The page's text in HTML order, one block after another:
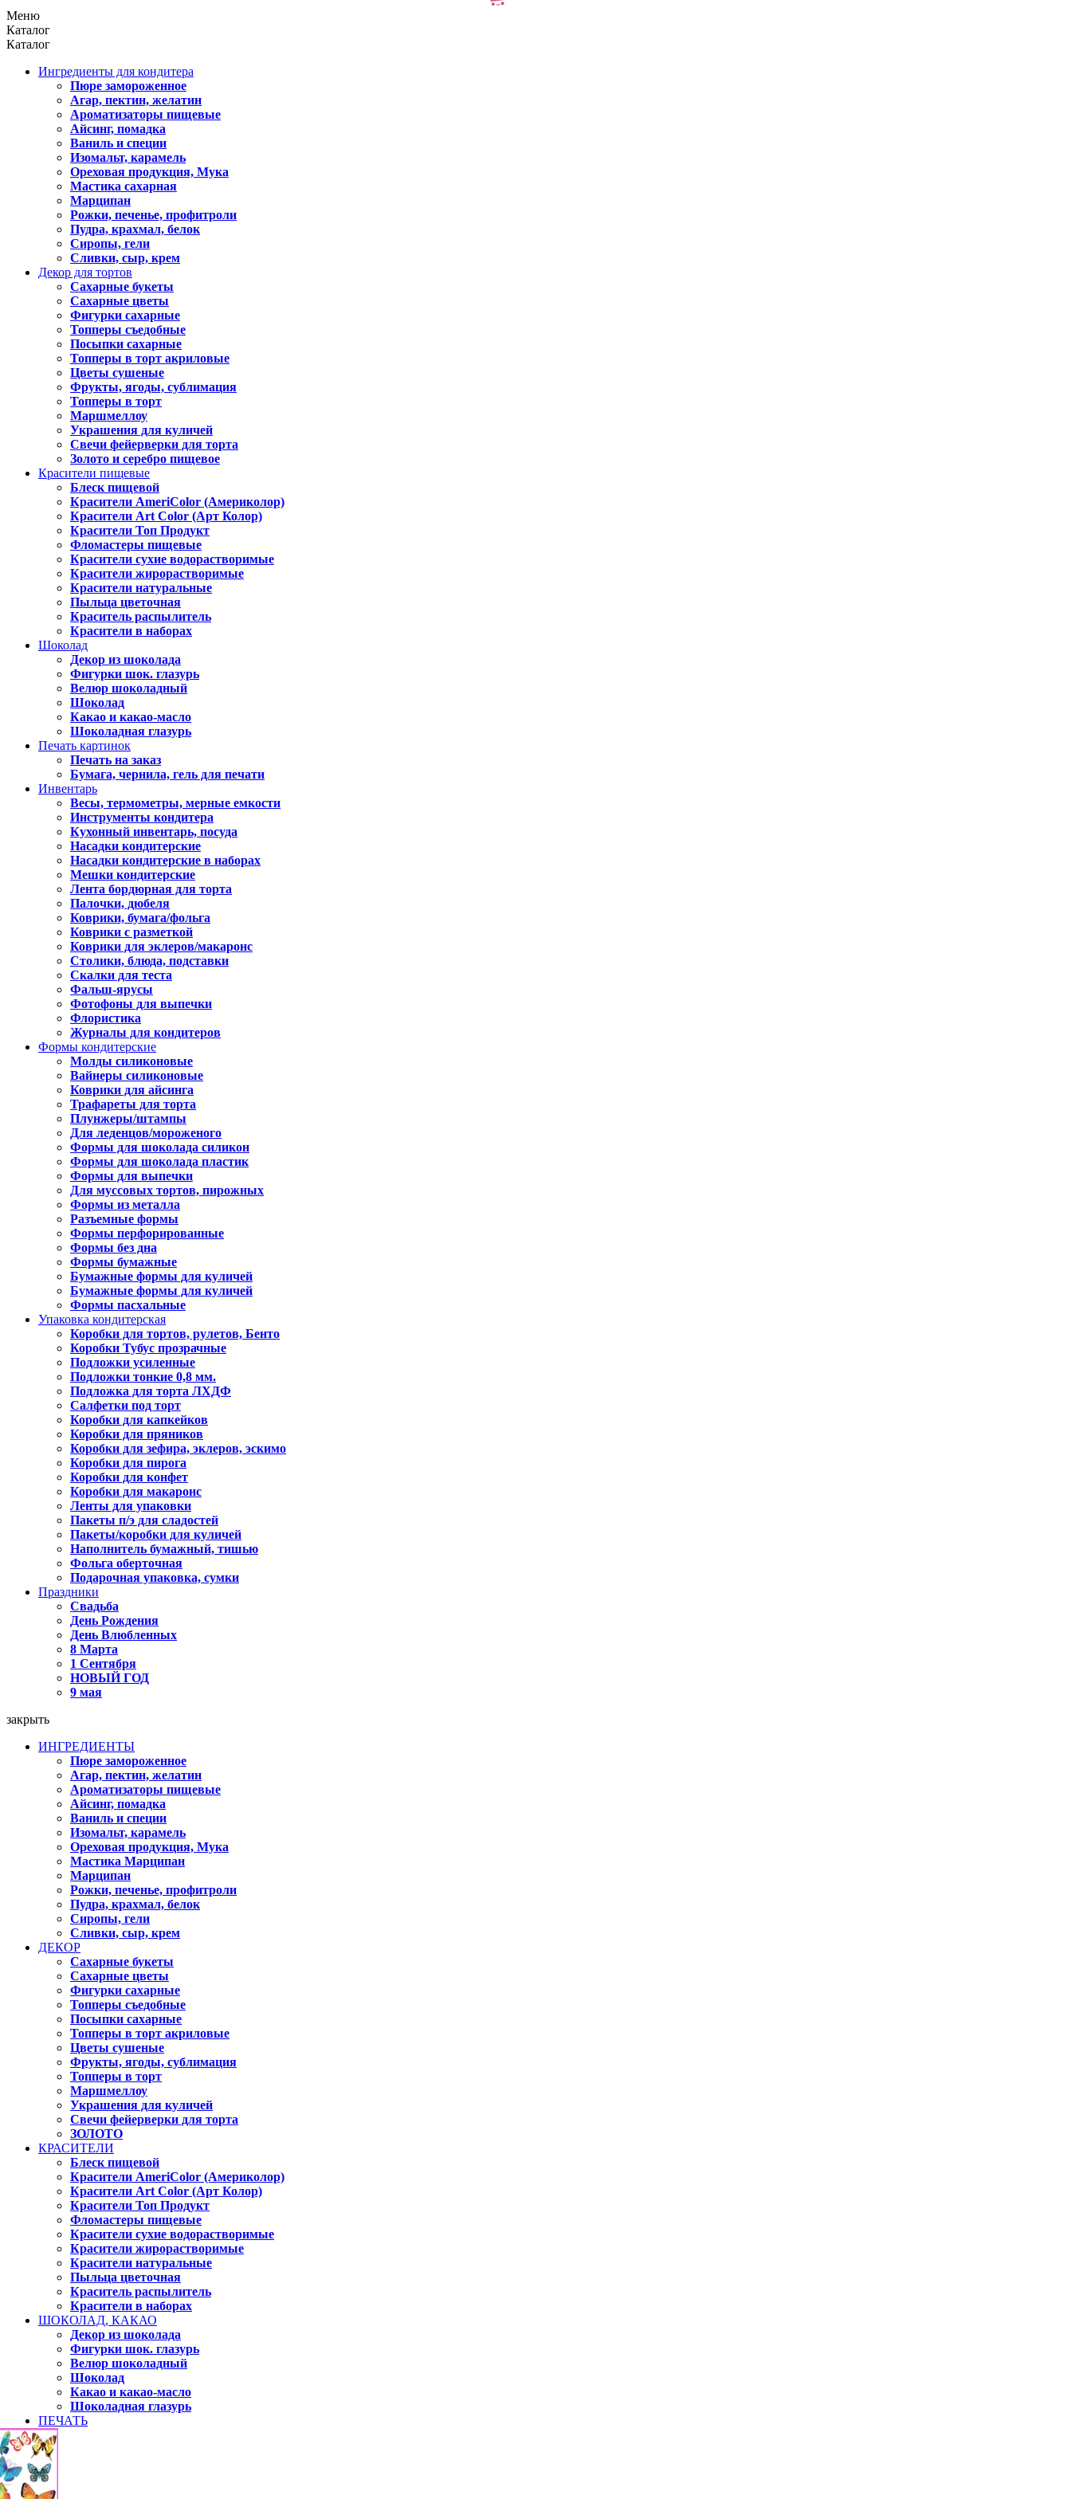
Меню
Каталог
Каталог
Ингредиенты для кондитера
Пюре замороженное
Агар, пектин, желатин
Ароматизаторы пищевые
Айсинг, помадка
Ваниль и специи
Изомальт, карамель
Ореховая продукция, Мука
Мастика сахарная
Марципан
Рожки, печенье, профитроли
Пудра, крахмал, белок
Сиропы, гели
Сливки, сыр, крем
Декор для тортов
Сахарные букеты
Сахарные цветы
Фигурки сахарные
Топперы съедобные
Посыпки сахарные
Топперы в торт акриловые
Цветы сушеные
Фрукты, ягоды, сублимация
Топперы в торт
Маршмеллоу
Украшения для куличей
Свечи фейерверки для торта
Золото и серебро пищевое
Красители пищевые
Блеск пищевой
Красители AmeriColor (Америколор)
Красители Art Color (Арт Колор)
Красители Топ Продукт
Фломастеры пищевые
Красители сухие водорастворимые
Красители жирорастворимые
Красители натуральные
Пыльца цветочная
Краситель распылитель
Красители в наборах
Шоколад
Декор из шоколада
Фигурки шок. глазурь
Велюр шоколадный
Шоколад
Какао и какао-масло
Шоколадная глазурь
Печать картинок
Печать на заказ
Бумага, чернила, гель для печати
Инвентарь
Весы, термометры, мерные емкости
Инструменты кондитера
Кухонный инвентарь, посуда
Насадки кондитерские
Насадки кондитерские в наборах
Мешки кондитерские
Лента бордюрная для торта
Палочки, дюбеля
Коврики, бумага/фольга
Коврики с разметкой
Коврики для эклеров/макаронс
Столики, блюда, подставки
Скалки для теста
Фальш-ярусы
Фотофоны для выпечки
Флористика
Журналы для кондитеров
Формы кондитерские
Молды силиконовые
Вайнеры силиконовые
Коврики для айсинга
Трафареты для торта
Плунжеры/штампы
Для леденцов/мороженого
Формы для шоколада силикон
Формы для шоколада пластик
Формы для выпечки
Для муссовых тортов, пирожных
Формы из металла
Разъемные формы
Формы перфорированные
Формы без дна
Формы бумажные
Бумажные формы для куличей
Бумажные формы для куличей
Формы пасхальные
Упаковка кондитерская
Коробки для тортов, рулетов, Бенто
Коробки Тубус прозрачные
Подложки усиленные
Подложки тонкие 0,8 мм.
Подложка для торта ЛХДФ
Салфетки под торт
Коробки для капкейков
Коробки для пряников
Коробки для зефира, эклеров, эскимо
Коробки для пирога
Коробки для конфет
Коробки для макаронс
Ленты для упаковки
Пакеты п/э для сладостей
Пакеты/коробки для куличей
Наполнитель бумажный, тишью
Фольга оберточная
Подарочная упаковка, сумки
Праздники
Свадьба
День Рождения
День Влюбленных
8 Марта
1 Сентября
НОВЫЙ ГОД
9 мая
закрыть
ИНГРЕДИЕНТЫ
Пюре замороженное
Агар, пектин, желатин
Ароматизаторы пищевые
Айсинг, помадка
Ваниль и специи
Изомальт, карамель
Ореховая продукция, Мука
Мастика Марципан
Марципан
Рожки, печенье, профитроли
Пудра, крахмал, белок
Сиропы, гели
Сливки, сыр, крем
ДЕКОР
Сахарные букеты
Сахарные цветы
Фигурки сахарные
Топперы съедобные
Посыпки сахарные
Топперы в торт акриловые
Цветы сушеные
Фрукты, ягоды, сублимация
Топперы в торт
Маршмеллоу
Украшения для куличей
Свечи фейерверки для торта
ЗОЛОТО
КРАСИТЕЛИ
Блеск пищевой
Красители AmeriColor (Америколор)
Красители Art Color (Арт Колор)
Красители Топ Продукт
Фломастеры пищевые
Красители сухие водорастворимые
Красители жирорастворимые
Красители натуральные
Пыльца цветочная
Краситель распылитель
Красители в наборах
ШОКОЛАД, КАКАО
Декор из шоколада
Фигурки шок. глазурь
Велюр шоколадный
Шоколад
Какао и какао-масло
Шоколадная глазурь
ПЕЧАТЬ